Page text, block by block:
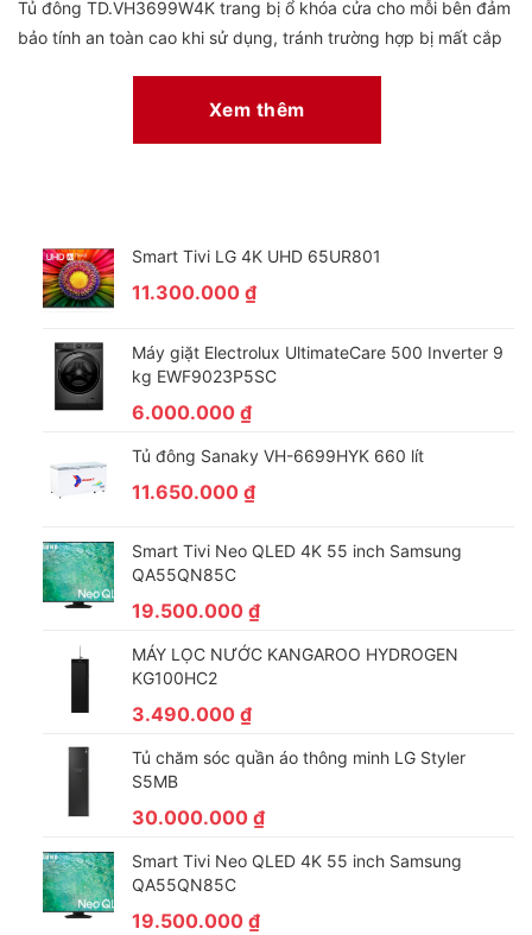
Tủ đông TD.VH3699W4K trang bị ổ khóa cửa cho mỗi bên đảm
bảo tính an toàn cao khi sử dụng, tránh trường hợp bị mất cắp
Xem thêm
Smart Tivi LG 4K UHD 65UR801
11.300.000 ₫
Máy giặt Electrolux UltimateCare 500 Inverter 9
kg EWF9023P5SC
6.000.000 ₫
Tủ đông Sanaky VH-6699HYK 660 lít
11.650.000 ₫
Smart Tivi Neo QLED 4K 55 inch Samsung
QA55QN85C
19.500.000 ₫
MÁY LỌC NƯỚC KANGAROO HYDROGEN
KG100HC2
3.490.000 ₫
Tủ chăm sóc quần áo thông minh LG Styler
S5MB
30.000.000 ₫
Smart Tivi Neo QLED 4K 55 inch Samsung
QA55QN85C
19.500.000 ₫